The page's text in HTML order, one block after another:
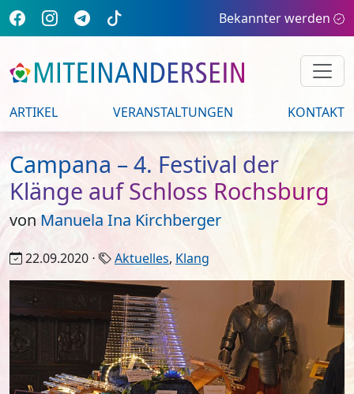
Bekannter werden
ARTIKEL VERANSTALTUNGEN KONTAKT
Campana – 4. Festival der
Klänge auf Schloss Rochsburg
von Manuela Ina Kirchberger
22.09.2020 ⋅ Aktuelles, Klang